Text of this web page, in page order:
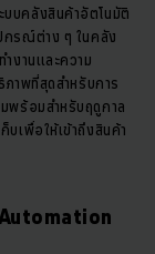
บคลังสินค้าอัตโนมัติ
กรณ์ต่าง ๆ ในคลัง
งานและความ
ภาพที่สุดสำหรับการ
พร้อมสำหรับฤดูกาล
เพื่อให้เข้าถึงสินค้า